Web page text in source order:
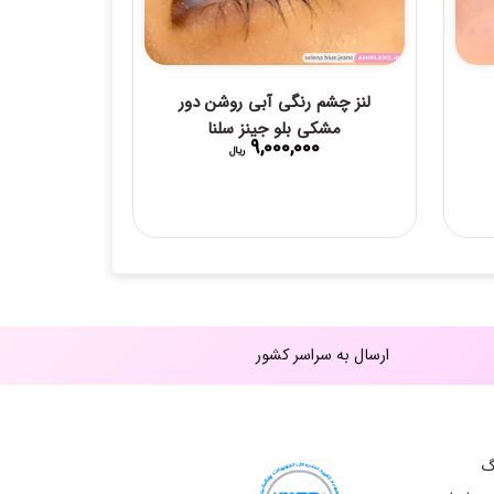
لنز چشم رنگی آبی روشن دور
مشکی بلو جینز سلنا
9,000,000 ریال
ارسال به سراسر کشور